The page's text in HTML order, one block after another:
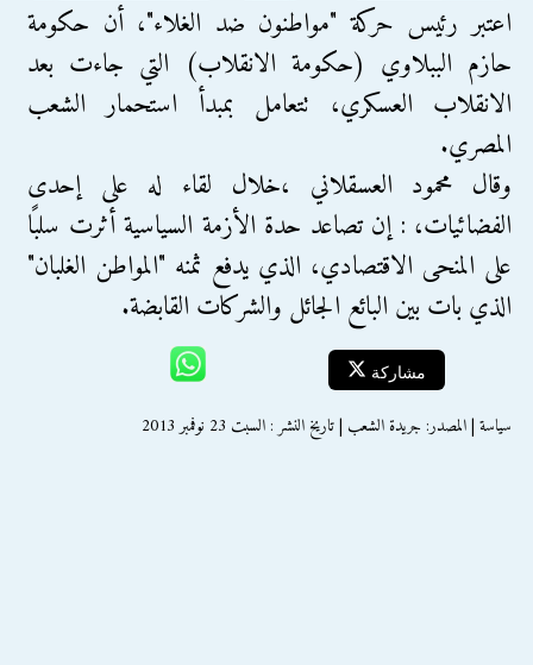
اعتبر رئيس حركة "مواطنون ضد الغلاء"، أن حكومة
حازم الببلاوي (حكومة الانقلاب) التي جاءت بعد
الانقلاب العسكري، تتعامل بمبدأ استحمار الشعب
المصري.
وقال محمود العسقلاني ،خلال لقاء له على إحدى
الفضائيات، : إن تصاعد حدة الأزمة السياسية أثرت سلبًا
على المنحى الاقتصادي، الذي يدفع ثمنه "المواطن الغلبان"
الذي بات بين البائع الجائل والشركات القابضة.
مشاركة
سياسة | المصدر: جريدة الشعب | تاريخ النشر : السبت 23 نوفمبر 2013